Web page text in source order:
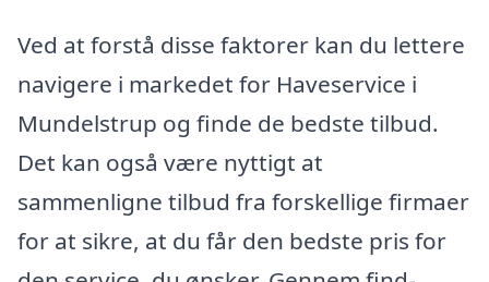
Ved at forstå disse faktorer kan du lettere
navigere i markedet for Haveservice i
Mundelstrup og finde de bedste tilbud.
Det kan også være nyttigt at
sammenligne tilbud fra forskellige firmaer
for at sikre, at du får den bedste pris for